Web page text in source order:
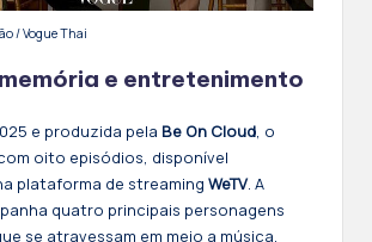
/ Vogue Thai
e entretenimento
e produzida pela Be On Cloud, o
oito episódios, disponível
plataforma de streaming WeTV. A
quatro principais personagens
se atravessam em meio a música,